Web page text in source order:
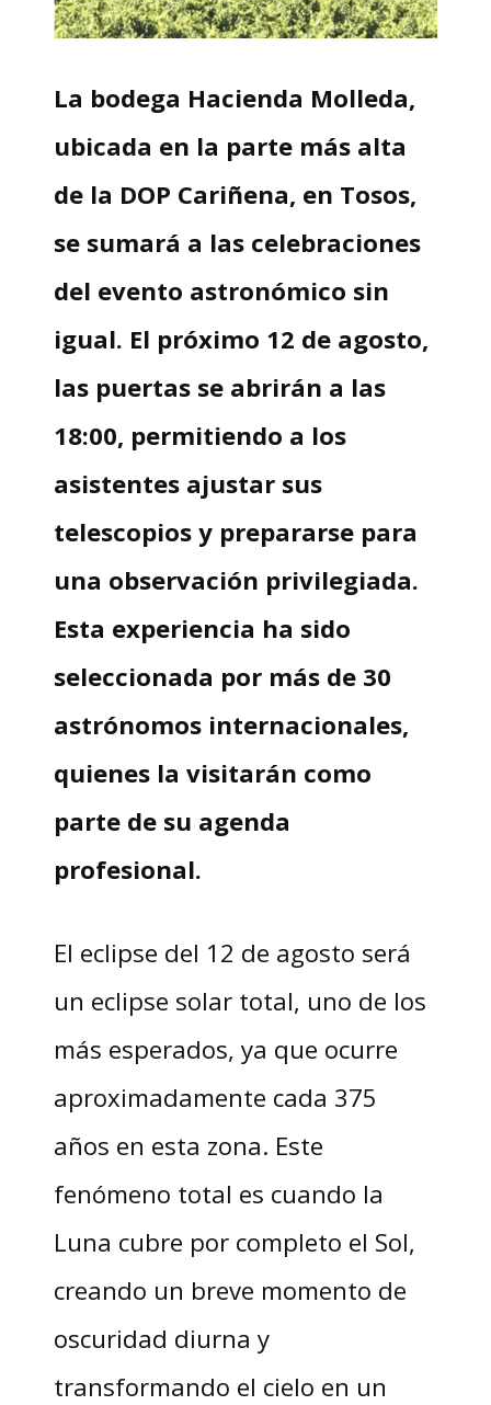
La bodega Hacienda Molleda,
ubicada en la parte más alta
de la DOP Cariñena, en Tosos,
se sumará a las celebraciones
del evento astronómico sin
igual. El próximo 12 de agosto,
las puertas se abrirán a las
18:00, permitiendo a los
asistentes ajustar sus
telescopios y prepararse para
una observación privilegiada.
Esta experiencia ha sido
seleccionada por más de 30
astrónomos internacionales,
quienes la visitarán como
parte de su agenda
profesional.
El eclipse del 12 de agosto será
un eclipse solar total, uno de los
más esperados, ya que ocurre
aproximadamente cada 375
años en esta zona. Este
fenómeno total es cuando la
Luna cubre por completo el Sol,
creando un breve momento de
oscuridad diurna y
transformando el cielo en un